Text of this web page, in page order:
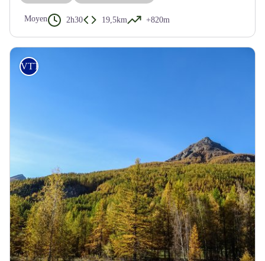
Moyen 2h30 19,5km +820m
VTT